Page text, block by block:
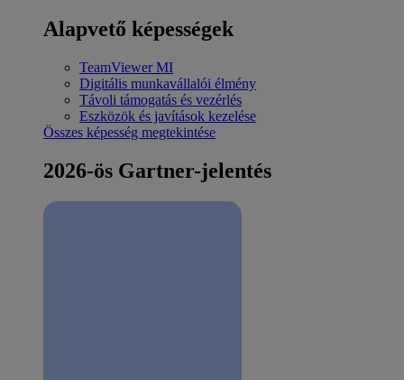
Alapvető képességek
TeamViewer MI
Digitális munkavállalói élmény
Távoli támogatás és vezérlés
Eszközök és javítások kezelése
Összes képesség megtekintése
2026-ös Gartner-jelentés